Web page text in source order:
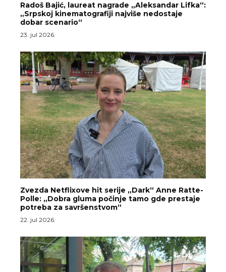
Radoš Bajić, laureat nagrade „Aleksandar Lifka“:
„Srpskoj kinematografiji najviše nedostaje
dobar scenario“
23. jul 2026.
Zvezda Netflixove hit serije „Dark“ Anne Ratte-
Polle: „Dobra gluma počinje tamo gde prestaje
potreba za savršenstvom“
22. jul 2026.